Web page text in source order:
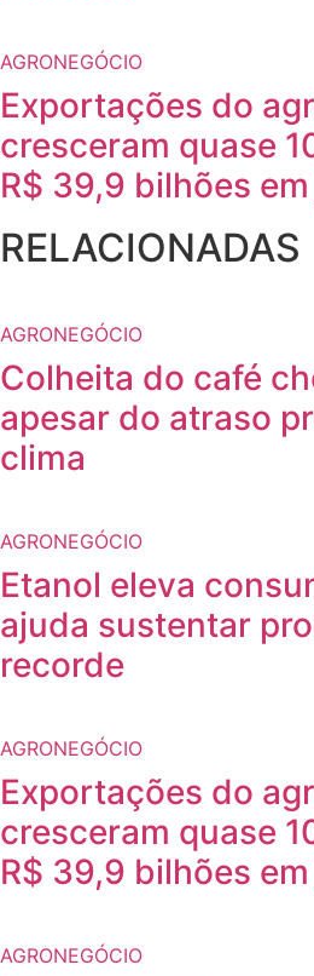
AGRONEGÓCIO
Exportações do
cresceram quase
R$ 39,9 bilhões
RELACIONADAS
AGRONEGÓCIO
Colheita do café
apesar do atraso
clima
AGRONEGÓCIO
Etanol eleva
ajuda sustentar
recorde
AGRONEGÓCIO
Exportações do
cresceram quase
R$ 39,9 bilhões
AGRONEGÓCIO